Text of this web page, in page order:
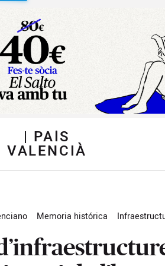
| PAÍS
VALENCIÀ
Memoria histórica